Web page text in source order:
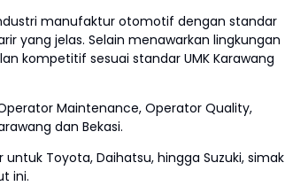
manufaktur otomotif dengan standar
yang jelas. Selain menawarkan lingkungan
kompetitif sesuai standar UMK Karawang
Maintenance, Operator Quality,
dan Bekasi.
Toyota, Daihatsu, hingga Suzuki, simak
ini.